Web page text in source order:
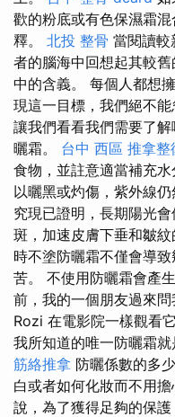
歡的粉底或有色保濕霜
釋。 北投 整骨 當閱讀較
者的腦海中回想起其較
中的含義。 每個人都想
現這一目標，我們絕不能
讓我們看看我們需要了
曬霜。 台中 西區 推拿整
食物，並註意適當補充水
以曬黑或灼傷，紫外線
究現已證明，長期陽光會
斑，加速皮膚下垂和皺
時不塗防曬霜不僅會導
苦。 不使用防曬霜會產
前，我的一個朋友過來問
Rozi 在電影院一樣觀看
我所知道的唯一防曬霜
筋絡推拿 防曬係數的多
白或者如何化妝而不用
說，為了獲得足夠的保